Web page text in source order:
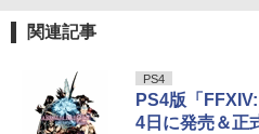
関連記事
PS4
PS4版「
4日に発売＆正